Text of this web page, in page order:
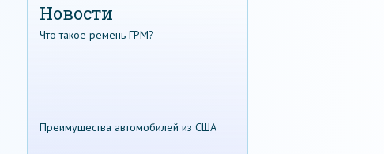
Новости
Что такое ремень ГРМ?
Преимущества автомобилей из США